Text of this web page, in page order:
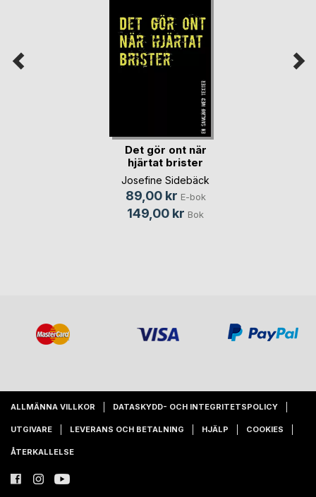
Det gör ont när
hjärtat brister
Josefine Sidebäck
89,00 kr E-bok
149,00 kr Bok
ALLMÄNNA VILLKOR DATASKYDD- OCH INTEGRITETSPOLICY
UTGIVARE LEVERANS OCH BETALNING HJÄLP COOKIES
ÅTERKALLELSE